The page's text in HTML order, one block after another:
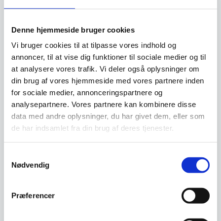
Denne hjemmeside bruger cookies
Vi bruger cookies til at tilpasse vores indhold og
annoncer, til at vise dig funktioner til sociale medier og til
at analysere vores trafik. Vi deler også oplysninger om
din brug af vores hjemmeside med vores partnere inden
for sociale medier, annonceringspartnere og
analysepartnere. Vores partnere kan kombinere disse
data med andre oplysninger, du har givet dem, eller som
de har indsamlet fra din brug af deres tjenester.
Nødvendig
Præferencer
2 delt Knivsæt fra Zwilling
Gourmet – 20 cm / 10 cm
759,95 DKKDen
759,95 DKK.
aktuelle
prisVi prismatcher
Magnetsæt 7 dele – Yaxell
Tsuchimon 36791
Magnetsæt 7 dele - Yaxell
Tsuchimon 36790Sættet består
af 1 stk Yaxell…
oprindelige
7.143,00 DKK.